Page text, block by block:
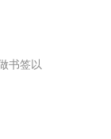
书签以